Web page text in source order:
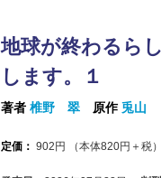
地球が終わるら
します。１
著者 椎野 翠 原作兎山
定価： 902 円 （本体820円＋税）